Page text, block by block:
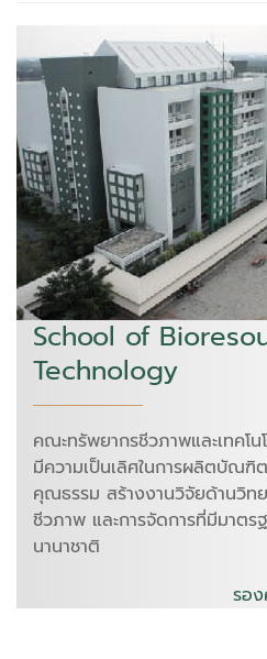
School of
Technology
คณะทรัพยากรชีวภาพและเทคโ
มีความเป็นเลิศในการผลิตบัณ
คุณธรรม สร้างงานวิจัยด้านวิทย
ชีวภาพ และการจัดการที่มีมาตร
นานาชาติ
รอ